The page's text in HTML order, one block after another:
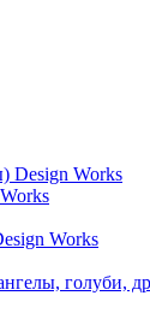
Design Works
Works
голуби,